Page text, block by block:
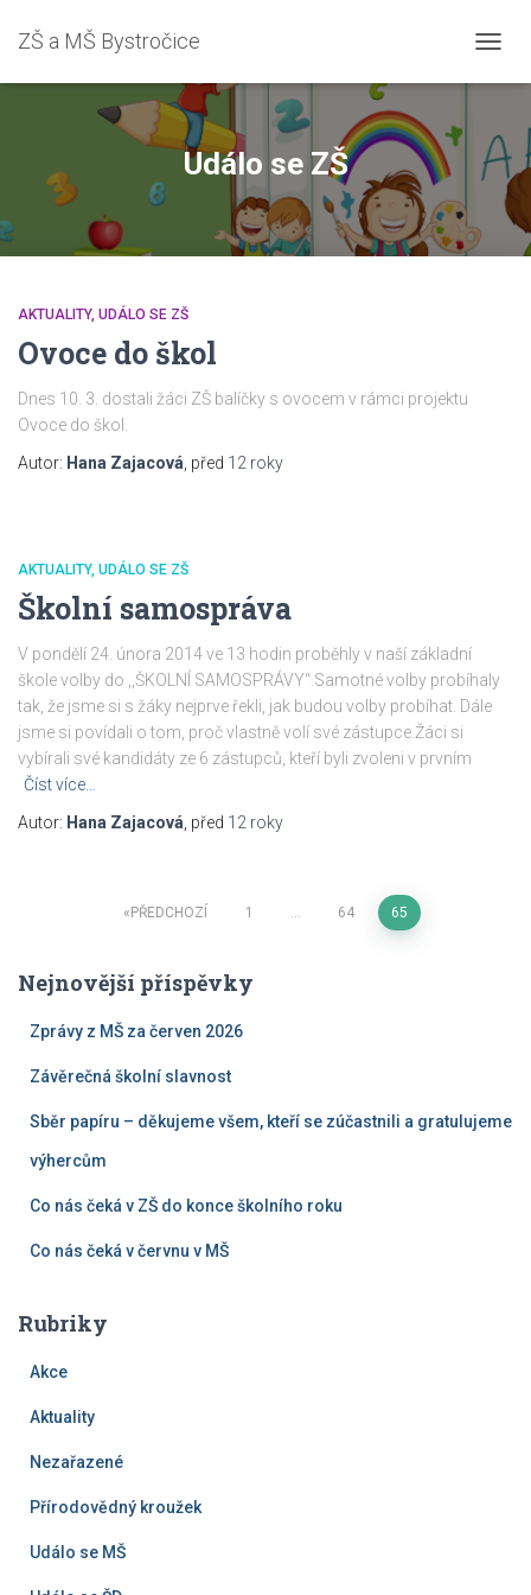
ZŠ a MŠ Bystročice
Událo se ZŠ
AKTUALITY UDÁLO SE ZŠ
Ovoce do škol
Dnes 10. 3. dostali žáci ZŠ balíčky s ovocem v rámci projektu
Ovoce do škol.
Autor: Hana Zajacová , před 12 roky
AKTUALITY UDÁLO SE ZŠ
Školní samospráva
V pondělí 24. února 2014 ve 13 hodin proběhly v naší základní
škole volby do ,,ŠKOLNÍ SAMOSPRÁVY“.Samotné volby probíhaly
tak, že jsme si s žáky nejprve řekli, jak budou volby probíhat. Dále
jsme si povídali o tom, proč vlastně volí své zástupce.Žáci si
vybírali své kandidáty ze 6 zástupců, kteří byli zvoleni v prvním
Číst více…
Autor: Hana Zajacová , před 12 roky
Navigace
pro
příspěvky
PŘEDCHOZÍ 1 … 64 65
Nejnovější příspěvky
Zprávy z MŠ za červen 2026
Závěrečná školní slavnost
Sběr papíru – děkujeme všem, kteří se zúčastnili a gratulujeme
výhercům
Co nás čeká v ZŠ do konce školního roku
Co nás čeká v červnu v MŠ
Rubriky
Akce
Aktuality
Nezařazené
Přírodovědný kroužek
Událo se MŠ